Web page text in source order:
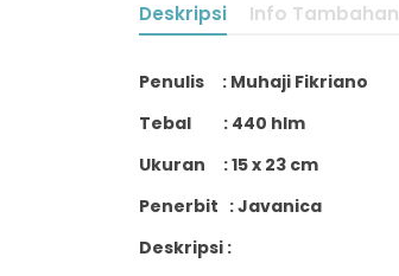
Deskripsi Info Tambahan
Penulis : Muhaji Fikriano
Tebal : 440 hlm
Ukuran : 15 x 23 cm
Penerbit : Javanica
Deskripsi :